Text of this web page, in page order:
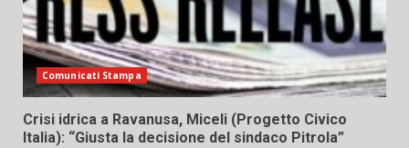
Comunicati Stampa
Crisi idrica a Ravanusa, Miceli (Progetto Civico
Italia): “Giusta la decisione del sindaco Pitrola”